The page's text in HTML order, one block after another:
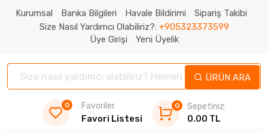
Kurumsal Banka Bilgileri Havale Bildirimi
Sipariş Takibi
Size Nasıl Yardımcı Olabiliriz?: +905323373599
Üye Girişi
Yeni Üyelik
ÜRÜN ARA
0 Favoriler
Favori Listesi
0
Sepetiniz:
0.00 TL